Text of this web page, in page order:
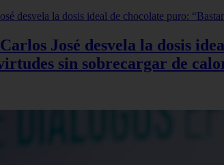
José desvela la dosis
sin sobrecargar de